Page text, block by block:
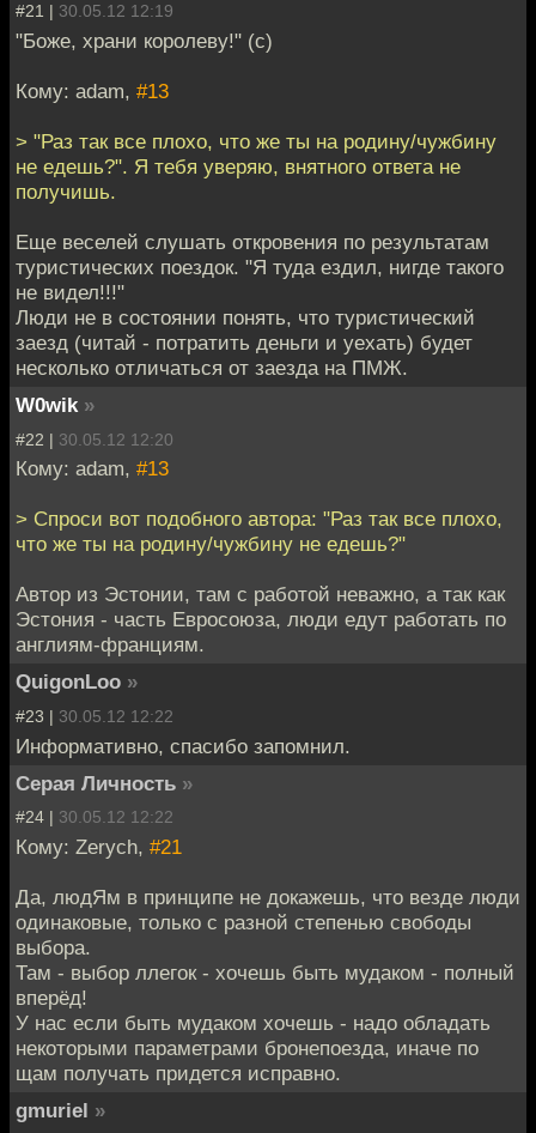
#21 | 30.05.12 12:19
"Боже, храни королеву!" (с)
Кому: adam, #13
> "Раз так все плохо, что же ты на родину/чужбину
не едешь?". Я тебя уверяю, внятного ответа не
получишь.
Еще веселей слушать откровения по результатам
туристических поездок. "Я туда ездил, нигде такого
не видел!!!"
Люди не в состоянии понять, что туристический
заезд (читай - потратить деньги и уехать) будет
несколько отличаться от заезда на ПМЖ.
W0wik »
#22 | 30.05.12 12:20
Кому: adam, #13
> Спроси вот подобного автора: "Раз так все плохо,
что же ты на родину/чужбину не едешь?"
Автор из Эстонии, там с работой неважно, а так как
Эстония - часть Евросоюза, люди едут работать по
англиям-франциям.
QuigonLoo »
#23 | 30.05.12 12:22
Информативно, спасибо запомнил.
Серая Личность »
#24 | 30.05.12 12:22
Кому: Zerych, #21
Да, людЯм в принципе не докажешь, что везде люди
одинаковые, только с разной степенью свободы
выбора.
Там - выбор ллегок - хочешь быть мудаком - полный
вперёд!
У нас если быть мудаком хочешь - надо обладать
некоторыми параметрами бронепоезда, иначе по
щам получать придется исправно.
gmuriel »